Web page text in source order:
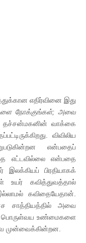
எதிர்வினை இது
நோக்குங்கள்;அவை
தச்சன்மகனின் வாக்கை
விவிலிய
என்பதைப்
எட்டவில்லை என்பதை
இலக்கியப் பிரதியாகக்
உயர் கவித்துவத்தால்
கவிதையேதான்.
சாத்தியத்தில் அவை
பொருள்வய உண்மைகளை
முன்வைக்கின்றன.